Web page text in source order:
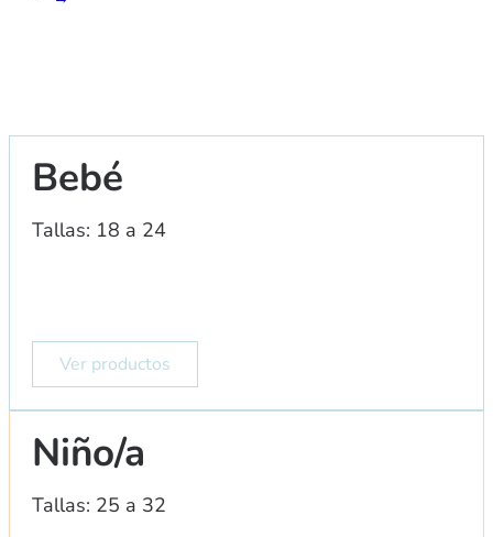
Bebé
Tallas: 18 a 24
Ver productos
Niño/a
Tallas: 25 a 32